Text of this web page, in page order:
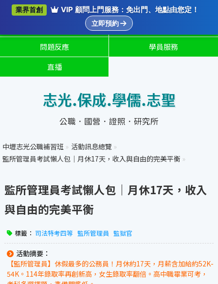
註冊 / 登入
講座紀錄
問題反應
學員服務
直播
志光.保成.學儒.志聖
公職．國營．證照．研究所
中壢志光公職補習班 » 活動訊息總覽 »
監所管理員考試懶人包｜月休17天，收入與自由的完美平衡 »
監所管理員考試懶人包｜月休17天，收入
與自由的完美平衡
標籤： 司法特考四等 監所管理員 監獄官
活動摘要：
【監所管理員】休假最多的公務員！月休約17天，月薪含加給約52K-
54K。114年錄取率再創新高，女生錄取率翻倍。高中職畢業可考，
業界首創 VIP 顧問上門服務：免出門、地點由您定！
立即預約